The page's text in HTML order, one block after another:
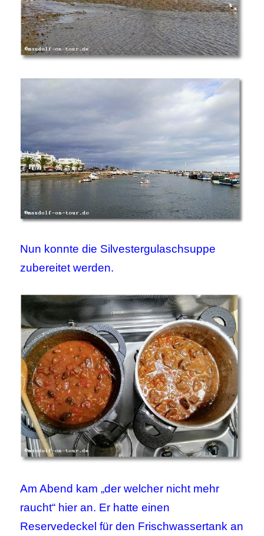
Nun konnte die Silvestergulaschsuppe
zubereitet werden.
Am Abend kam „der welcher nicht mehr
raucht“ hier an. Er hatte einen
Reservedeckel für den Frischwassertank an